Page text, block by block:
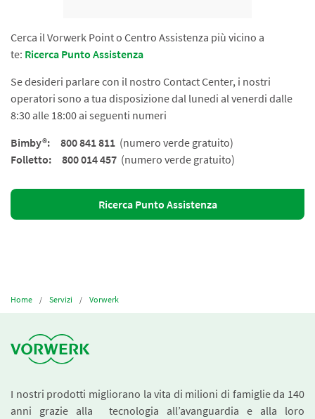
Cerca il Vorwerk Point o Centro Assistenza più vicino a
te: Ricerca Punto Assistenza
Se desideri parlare con il nostro Contact Center, i nostri
operatori sono a tua disposizione dal lunedi al venerdi dalle
8:30 alle 18:00 ai seguenti numeri
Bimby®: 800 841 811 (numero verde gratuito)
Folletto: 800 014 457 (numero verde gratuito)
Ricerca Punto Assistenza
Home Servizi Vorwerk
I nostri prodotti migliorano la vita di milioni di famiglie da 140
anni grazie alla tecnologia all’avanguardia e alla loro